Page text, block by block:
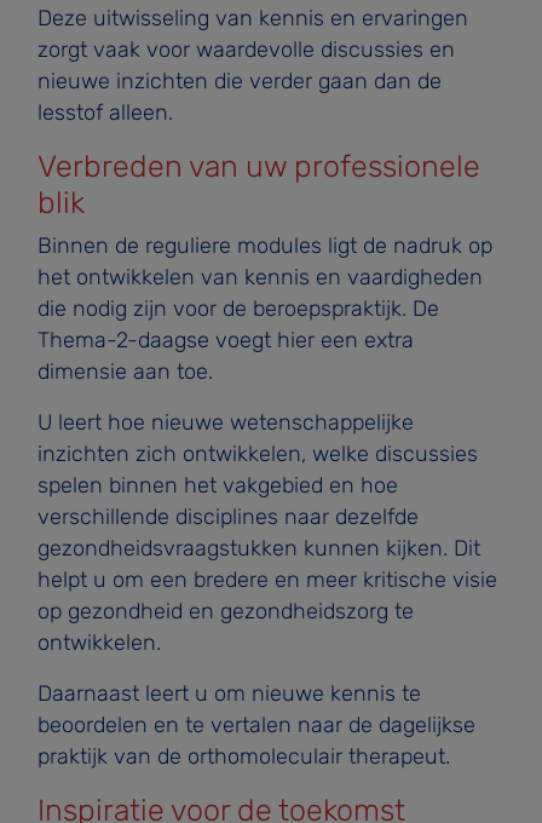
Deze uitwisseling van kennis en ervaringen
zorgt vaak voor waardevolle discussies en
nieuwe inzichten die verder gaan dan de
lesstof alleen.
Verbreden van uw professionele
blik
Binnen de reguliere modules ligt de nadruk op
het ontwikkelen van kennis en vaardigheden
die nodig zijn voor de beroepspraktijk. De
Thema-2-daagse voegt hier een extra
dimensie aan toe.
U leert hoe nieuwe wetenschappelijke
inzichten zich ontwikkelen, welke discussies
spelen binnen het vakgebied en hoe
verschillende disciplines naar dezelfde
gezondheidsvraagstukken kunnen kijken. Dit
helpt u om een bredere en meer kritische visie
op gezondheid en gezondheidszorg te
ontwikkelen.
Daarnaast leert u om nieuwe kennis te
beoordelen en te vertalen naar de dagelijkse
praktijk van de orthomoleculair therapeut.
Inspiratie voor de toekomst